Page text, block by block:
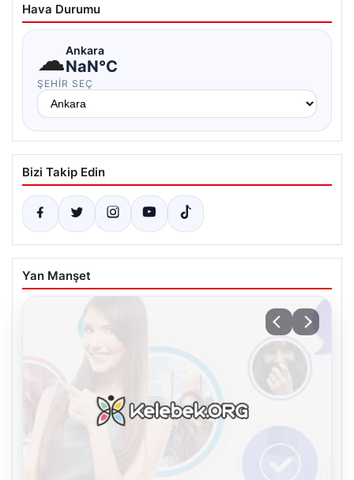
Hava Durumu
☁Ankara
NaN°C
ŞEHIR SEÇ
Bizi Takip Edin
Yan Manşet